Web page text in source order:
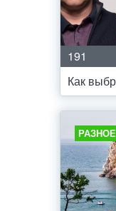
191
Как
РАЗНОЕ